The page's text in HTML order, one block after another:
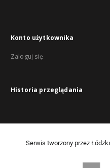
Konto użytkownika
Zaloguj się
Historia przeglądania
Serwis tworzony przez